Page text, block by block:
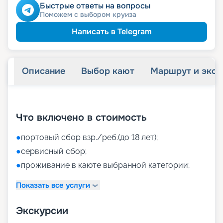
Быстрые ответы на вопросы
Поможем с выбором круиза
Написать в Telegram
Описание Выбор кают Маршрут и
Что включено в стоимость
●портовый сбор взр./реб.(до 18 лет);
●сервисный сбор;
●проживание в каюте выбранной категории;
Показать все услуги
Экскурсии